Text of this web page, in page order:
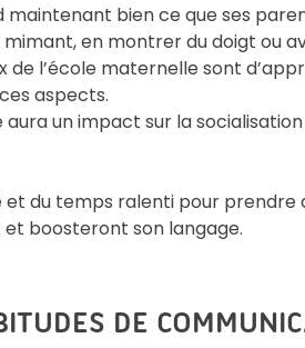
bien ce que ses
en montrer du doigt ou
de l’école maternelle sont
aspects.
aura un impact sur la
du temps ralenti pour
boosteront son langage.
DE